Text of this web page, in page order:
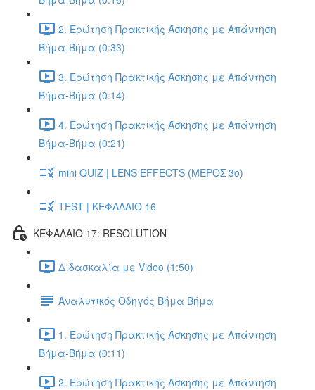
2. Ερώτηση Πρακτικής Άσκησης με Απάντηση
Βήμα-Βήμα (0:33)
3. Ερώτηση Πρακτικής Άσκησης με Απάντηση
Βήμα-Βήμα (0:14)
4. Ερώτηση Πρακτικής Άσκησης με Απάντηση
Βήμα-Βήμα (0:21)
mini QUIZ | LENS EFFECTS (ΜΕΡΟΣ 3o)
TEST | ΚΕΦΑΛΑΙΟ 16
ΚΕΦΑΛΑΙΟ 17: RESOLUTION
Διδασκαλία με Video (1:50)
Αναλυτικός Οδηγός Βήμα Βήμα
1. Ερώτηση Πρακτικής Άσκησης με Απάντηση
Βήμα-Βήμα (0:11)
2. Ερώτηση Πρακτικής Άσκησης με Απάντηση